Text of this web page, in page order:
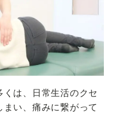
は、日常生活のクセ
い、痛みに繋がって